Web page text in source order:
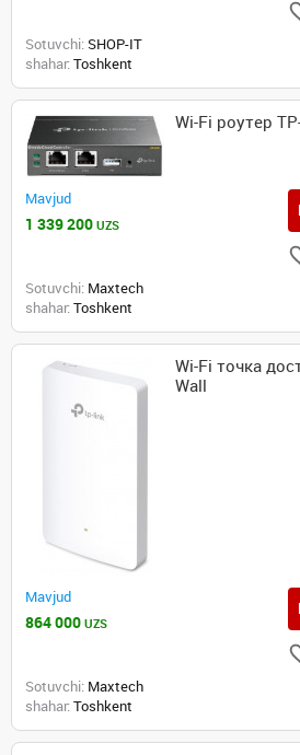
Sotuvchi: SHOP-IT
shahar: Toshkent
Wi-Fi роутер
Mavjud
1 339 200 UZS
Sotuvchi: Maxtech
shahar: Toshkent
Wi-Fi точка
Wall
Mavjud
864 000 UZS
Sotuvchi: Maxtech
shahar: Toshkent